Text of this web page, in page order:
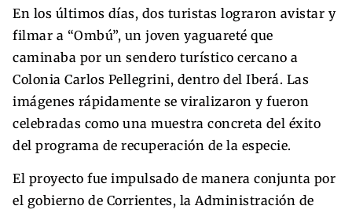
En los últimos días, dos turistas lograron avistar y
filmar a “Ombú”, un joven yaguareté que
caminaba por un sendero turístico cercano a
Colonia Carlos Pellegrini, dentro del Iberá. Las
imágenes rápidamente se viralizaron y fueron
celebradas como una muestra concreta del éxito
del programa de recuperación de la especie.
El proyecto fue impulsado de manera conjunta por
el gobierno de Corrientes, la Administración de